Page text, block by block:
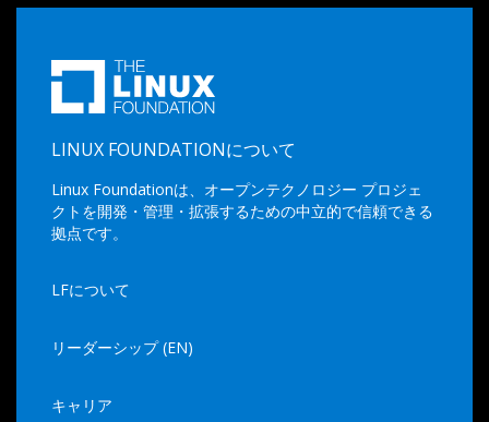
LINUX FOUNDATIONについて
Linux Foundationは、オープンテクノロジー プロジェ
クトを開発・管理・拡張するための中立的で信頼できる
拠点です。
LFについて
リーダーシップ (EN)
キャリア